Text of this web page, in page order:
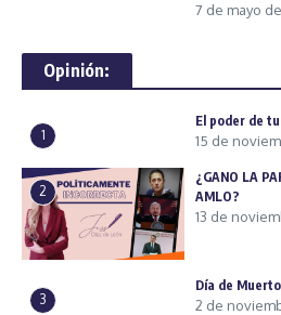
7 de mayo
Opinión:
1
El poder de
15 de
2
¿GANO LA
AMLO?
13 de
3
Día de
2 de